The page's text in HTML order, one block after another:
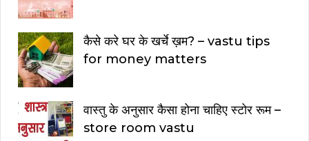
कैसे करे घर के खर्चे ख़म? – vastu tips
for money matters
वास्तु के अनुसार कैसा होना चाहिए स्टोर रूम –
store room vastu